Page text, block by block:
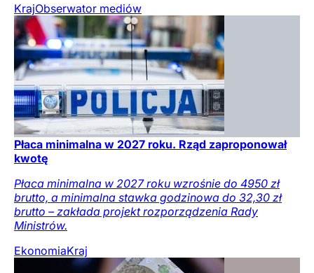
KrajObserwator mediów
Płaca minimalna w 2027 roku. Rząd zaproponował
kwotę
Płaca minimalna w 2027 roku wzrośnie do 4950 zł
brutto, a minimalna stawka godzinowa do 32,30 zł
brutto – zakłada projekt rozporządzenia Rady
Ministrów.
EkonomiaKraj